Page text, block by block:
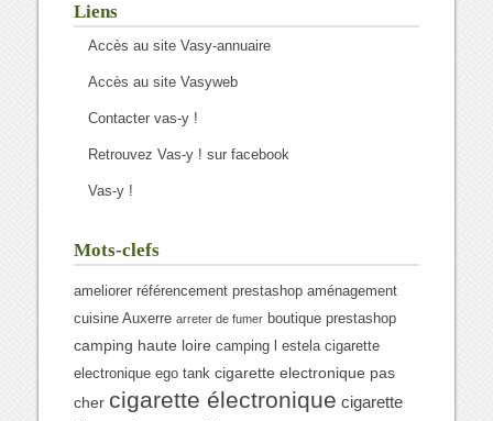
Liens
Accès au site Vasy-annuaire
Accès au site Vasyweb
Contacter vas-y !
Retrouvez Vas-y ! sur facebook
Vas-y !
Mots-clefs
ameliorer référencement prestashop aménagement
cuisine Auxerre arreter de fumer boutique prestashop
camping haute loire camping l estela cigarette
electronique ego tank cigarette electronique pas
cher cigarette électronique cigarette